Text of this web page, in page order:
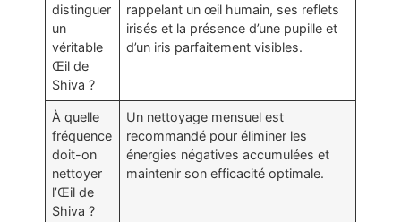
distinguer
un
véritable
Œil de
Shiva ?
rappelant un œil humain, ses reflets
irisés et la présence d’une pupille et
d’un iris parfaitement visibles.
À quelle
fréquence
doit-on
nettoyer
l’Œil de
Shiva ?
Un nettoyage mensuel est
recommandé pour éliminer les
énergies négatives accumulées et
maintenir son efficacité optimale.